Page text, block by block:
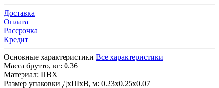
Доставка
Оплата
Рассрочка
Кредит
Основные характеристики Все характеристики
Масса брутто, кг: 0.36
Материал: ПВХ
Размер упаковки ДхШхВ, м: 0.23x0.25x0.07